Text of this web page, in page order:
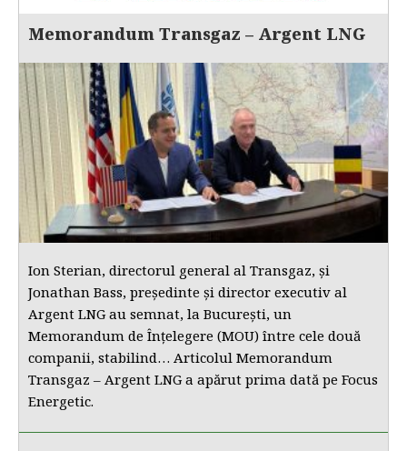
Memorandum Transgaz – Argent LNG
Ion Sterian, directorul general al Transgaz, și
Jonathan Bass, președinte și director executiv al
Argent LNG au semnat, la București, un
Memorandum de Înțelegere (MOU) între cele două
companii, stabilind… Articolul Memorandum
Transgaz – Argent LNG a apărut prima dată pe Focus
Energetic.